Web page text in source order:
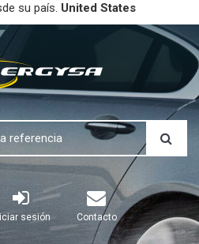
su país. United States
sesión Contacto